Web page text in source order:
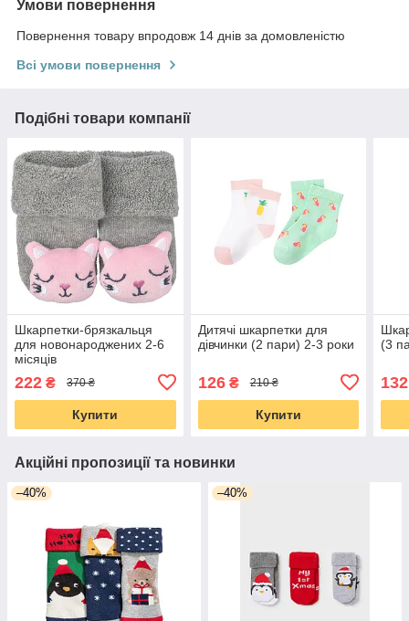
Умови повернення
Повернення товару впродовж 14 днів за домовленістю
Всі умови повернення
Подібні товари компанії
Шкарпетки-брязкальця
для новонароджених 2-6
місяців
222 ₴ 370 ₴
Купити
Дитячі шкарпетки для
дівчинки (2 пари) 2-3 роки
126₴ 210 ₴
Купити
(3
132
Акційні пропозиції та новинки
–40% –40%